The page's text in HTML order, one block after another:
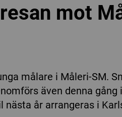
mot
målare i Måleri-SM.
även denna gång
nästa år arrangeras i